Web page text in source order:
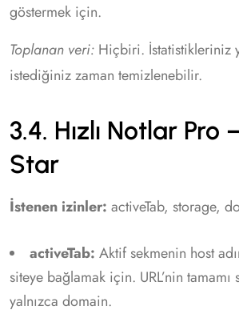
göstermek için.
Toplanan veri: Hiçbiri. İstatistikleriniz
istediğiniz zaman temizlenebilir.
3.4. Hızlı Notlar
Star
İstenen izinler: activeTab, storage,
activeTab: Aktif sekmenin host
siteye bağlamak için. URL’nin tamamı
yalnızca domain.